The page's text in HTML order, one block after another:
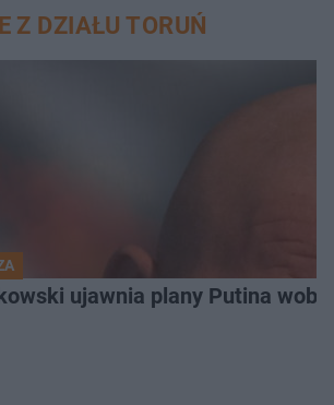
Z DZIAŁU TORUŃ
ujawnia plany Putina